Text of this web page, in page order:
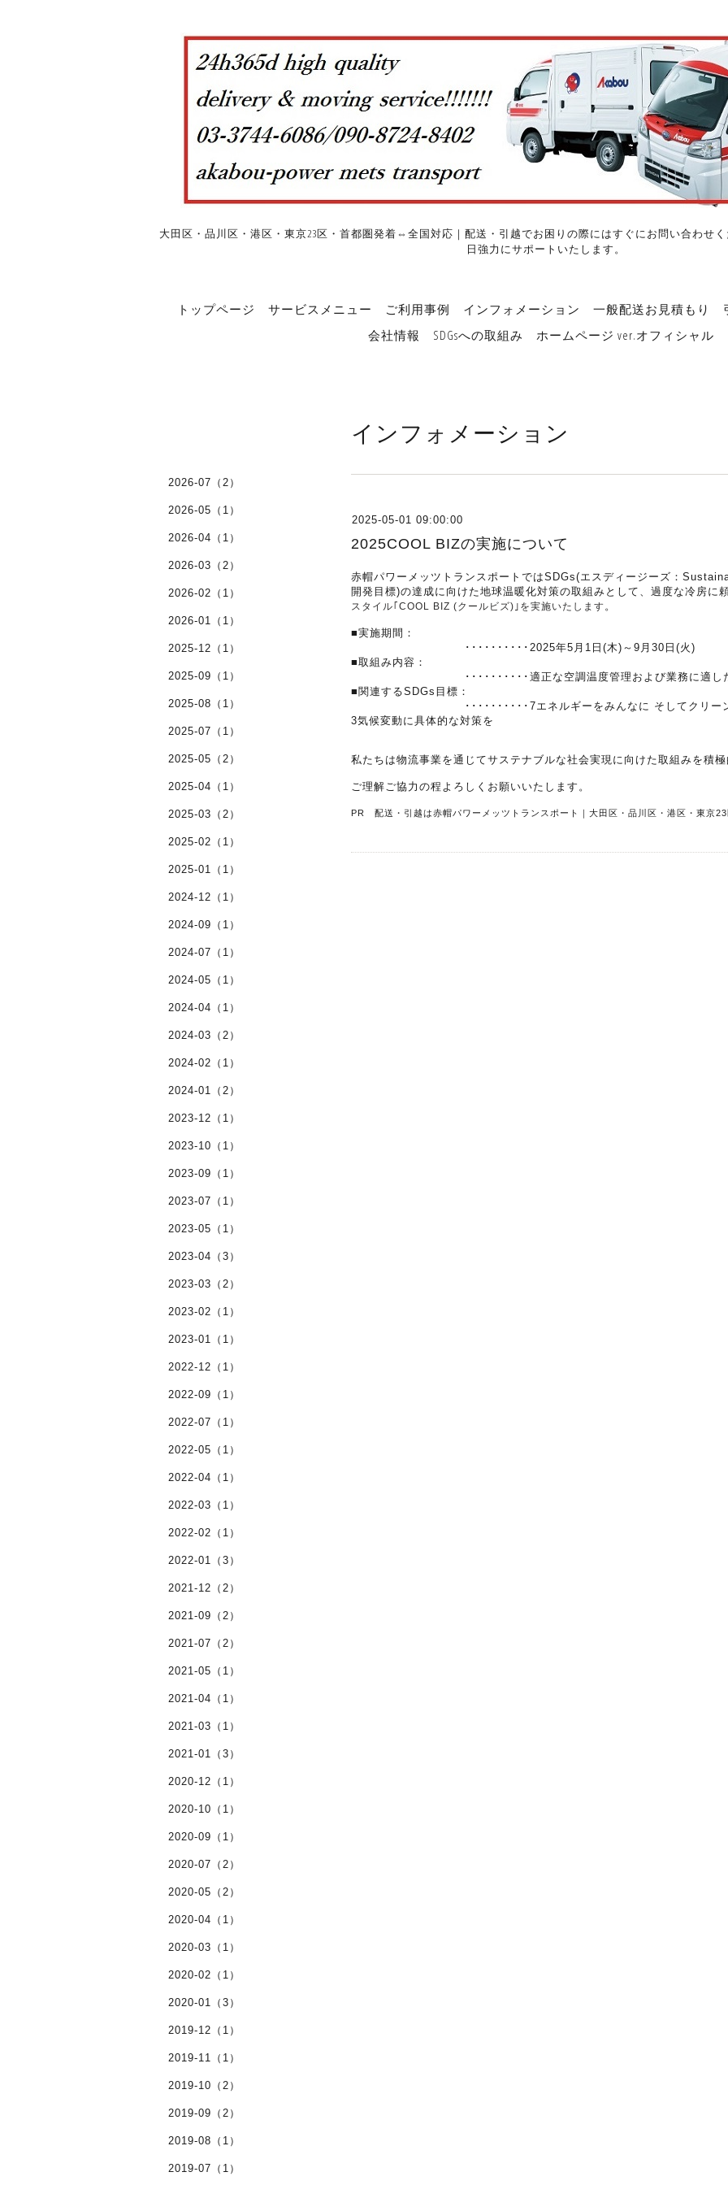
大田区・品川区・港区・東京23区・首都圏発着⇔全国対応｜配送・引越でお困りの際にはすぐにお問い合わせく
日強力にサポートいたします。
トップページ サービスメニュー ご利用事例 インフォメーション 一般配送お見積もり
会社情報
SDGsへの取組み ホームページ ver.オフィシャル
インフォメーション
2025-05-01 09:00:00
2025COOL BIZの実施について
赤帽パワーメッツトランスポートではSDGs(エスディージーズ：
開発目標)の達成に向けた地球温暖化対策の取組みとして、過度な冷房に
スタイル｢COOL BIZ (クールビズ)｣を実施いたします。
■実施期間：
･･････････2025年5月1日(木)～9月30日(火)
■取組み内容：
･･････････適正な空調温度管理および業務に適した
■関連するSDGs目標：
･･････････7エネルギーをみんなに そしてクリーンに
3気候変動に具体的な対策を
私たちは物流事業を通じてサステナブルな社会実現に向けた取組みを積極
ご理解ご協力の程よろしくお願いいたします。
PR 配送・引越は赤帽パワーメッツトランスポート｜大田区・品川区・港区・東京23
2026-07（2）
2026-05（1）
2026-04（1）
2026-03（2）
2026-02（1）
2026-01（1）
2025-12（1）
2025-09（1）
2025-08（1）
2025-07（1）
2025-05（2）
2025-04（1）
2025-03（2）
2025-02（1）
2025-01（1）
2024-12（1）
2024-09（1）
2024-07（1）
2024-05（1）
2024-04（1）
2024-03（2）
2024-02（1）
2024-01（2）
2023-12（1）
2023-10（1）
2023-09（1）
2023-07（1）
2023-05（1）
2023-04（3）
2023-03（2）
2023-02（1）
2023-01（1）
2022-12（1）
2022-09（1）
2022-07（1）
2022-05（1）
2022-04（1）
2022-03（1）
2022-02（1）
2022-01（3）
2021-12（2）
2021-09（2）
2021-07（2）
2021-05（1）
2021-04（1）
2021-03（1）
2021-01（3）
2020-12（1）
2020-10（1）
2020-09（1）
2020-07（2）
2020-05（2）
2020-04（1）
2020-03（1）
2020-02（1）
2020-01（3）
2019-12（1）
2019-11（1）
2019-10（2）
2019-09（2）
2019-08（1）
2019-07（1）